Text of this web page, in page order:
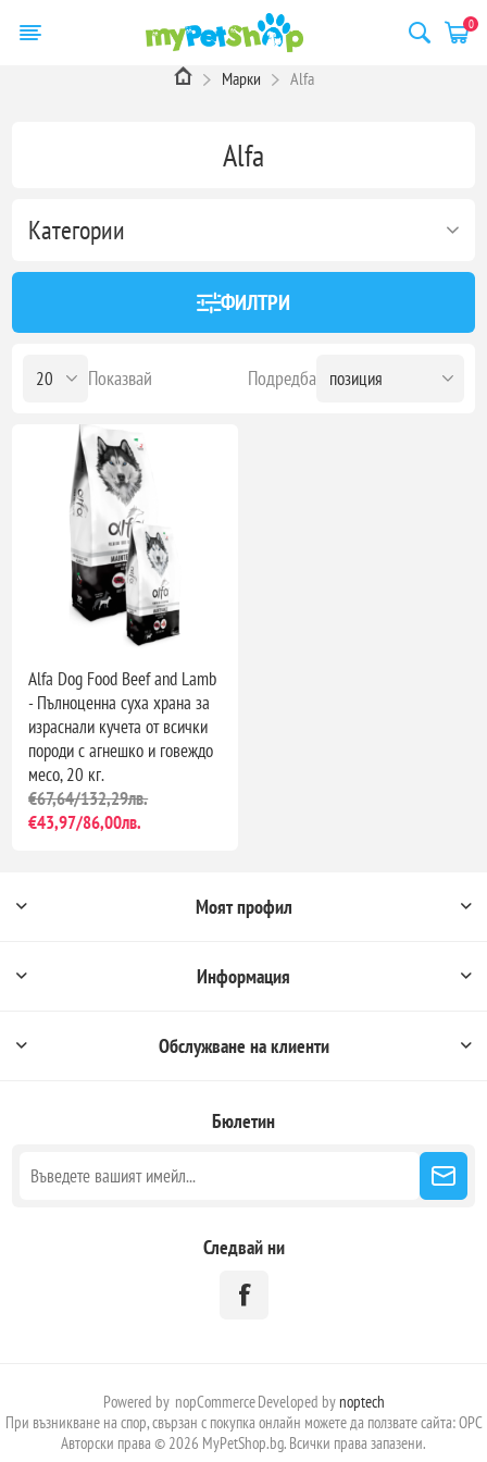
0
Марки Alfa
Alfa
Категории
ФИЛТРИ
Подредба
Показвай
Alfa Dog Food Beef and Lamb
- Пълноценна суха храна за
израснали кучета от всички
породи с агнешко и говеждо
месо, 20 кг.
€67,64/132,29лв.
€43,97/86,00лв.
Моят профил
Информация
Обслужване на клиенти
Бюлетин
Следвай ни
Powered by nopCommerceDeveloped by noptech
При възникване на спор, свързан с покупка онлайн можете да ползвате сайта:ОРС
Авторски права © 2026 MyPetShop.bg. Всички права запазени.